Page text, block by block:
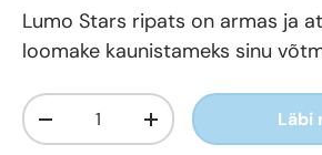
Lumo Stars ripats on armas ja
loomake kaunistameks sinu
Kogus
+ Läbi